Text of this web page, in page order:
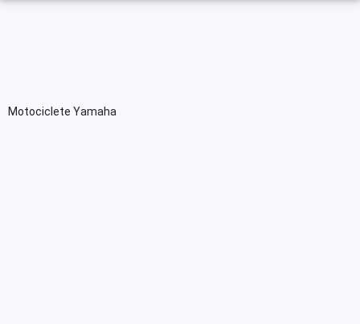
Motociclete Yamaha